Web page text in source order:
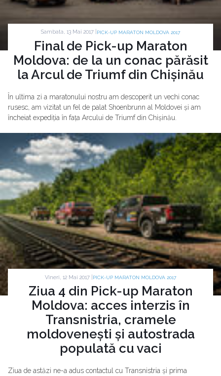
Sambata, 13 Mai 2017 | PICK-UP MARATON MOLDOVA 2017
Final de Pick-up Maraton
Moldova: de la un conac părăsit
la Arcul de Triumf din Chișinău
În ultima zi a maratonului nostru am descoperit un vechi conac
rusesc, am vizitat un fel de palat Shoenbrunn al Moldovei și am
încheiat expediția în fața Arcului de Triumf din Chișinău.
Vineri, 12 Mai 2017 | PICK-UP MARATON MOLDOVA 2017
Ziua 4 din Pick-up Maraton
Moldova: acces interzis în
Transnistria, cramele
moldovenești și autostrada
populată cu vaci
Ziua de astăzi ne-a adus contactul cu Transnistria și prima